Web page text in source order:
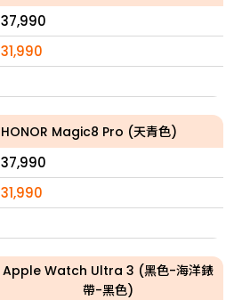
37,990
31,990
HONOR Magic8 Pro (天青色)
37,990
31,990
Apple Watch Ultra 3 (黑色-海洋錶
帶-黑色)